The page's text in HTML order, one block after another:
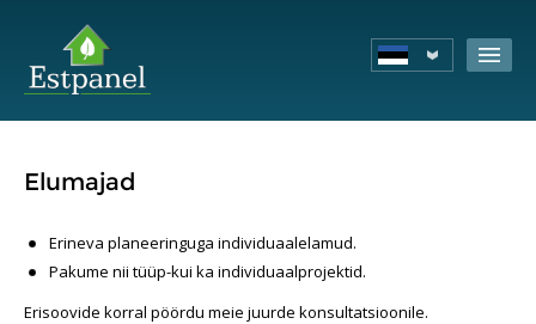
Elumajad
Erineva planeeringuga individuaalelamud.
Pakume nii tüüp-kui ka individuaalprojektid.
Erisoovide korral pöördu meie juurde konsultatsioonile.